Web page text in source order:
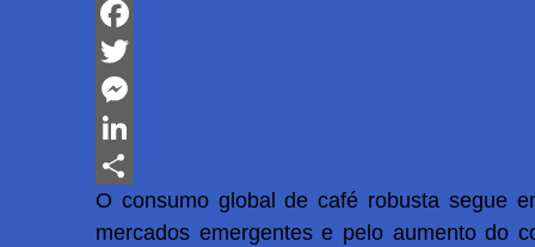
WhatsApp
Facebook
Twitter
Messenger
LinkedIn
Share
O consumo global de café robusta segue
mercados emergentes e pelo aumento do